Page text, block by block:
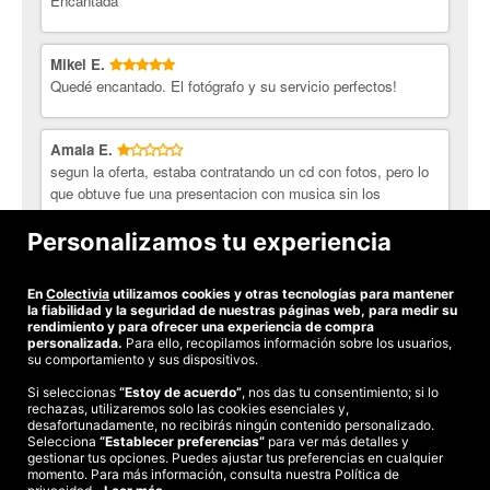
1 sesión con familiares (padres e hijos, primos, hermanos...)
en exterior o estudio.
Duración: 1 horas y 30 minutos la sesión.
3 cambios de vestuario incluidos.
Válido para 5 personas (niños y bebés incluidos).
Se necesitará acreditar el parentesco.
DVD con 100-120 fotos aproximadamente en resolución
web y marca de agua.
10 imágenes retocadas e impresas en 10x15 cm.
Empresa con más de 15 años de
experiencia en el mundo de la fotografía y que siempre ha
estado aliada con los últimos avances técnicos y nuevas
tecnologías para ofrecer a sus clientes una amplia gama de
servicios y la posibilidad de atender cualquier encargo, con la
garantía de una dilatada y reconocida trayectoria profesional que
le han valido ganar tres premios en el concurso fotgráfico "20
maravillas de Gipuzkoa", entre otros galardones.
Actualmente, David Vicente reside en Donostia, aunque realiza
reportajes por todo el ámbito nacional.
Mikel E.
Quedé encantado. El fotógrafo y su servicio perfectos!
Amaia E.
segun la oferta, estaba contratando un cd con fotos, pero lo
que obtuve fue una presentacion con musica sin los
archivos. para conseguir dichos archivos queria cobrarme
otros 50 euros. considero que la explicacion de la oferta no
Ver todas las opiniones
©2026 Colectivia
Términos y condiciones|Política de privacidad|Política de cookies
Estudio turismo de verano 2020
Personalizamos tu experiencia
En Colectivia utilizamos cookies y otras tecnologías para mantener
la fiabilidad y la seguridad de nuestras páginas web, para medir su
rendimiento y para ofrecer una experiencia de compra
personalizada. Para ello, recopilamos información sobre los usuarios,
su comportamiento y sus dispositivos.
Si seleccionas “Estoy de acuerdo”, nos das tu consentimiento; si lo
rechazas, utilizaremos solo las cookies esenciales y,
desafortunadamente, no recibirás ningún contenido personalizado.
Selecciona “Establecer preferencias” para ver más detalles y
gestionar tus opciones. Puedes ajustar tus preferencias en cualquier
momento. Para más información, consulta nuestra Política de